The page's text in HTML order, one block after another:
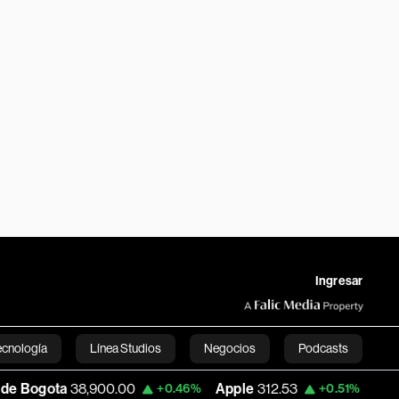
Ingresar
Línea Studios Negocios Podcasts
English
38,900.00 +0.46% Apple 312.53 +0.51% USD COP